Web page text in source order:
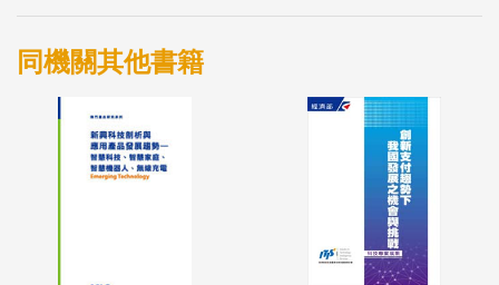
「數位影視收視」調查期間為2015年2月，共回收有
±1.99%。
研究採用量化Online之調查方法，即固定Panel樣本群
取樣之線上調查，本調查樣本來源為長期經營之具代
表性的大型線上調查樣本資料庫（Online Access
同機關其他書籍